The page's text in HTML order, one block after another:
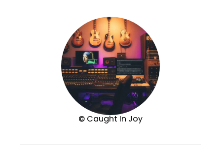
© Caught In Joy